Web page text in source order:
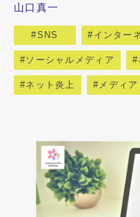
山口真一
SNS インター
ソーシャルメディア
ネット炎上 メディ